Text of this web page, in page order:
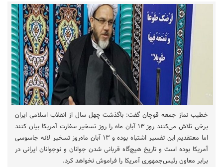
خطیب نماز جمعه قوچان گفت: باگذشت چهل سال از انقلاب اسلامی ایران
برخی تلاش می‌کنند روز ۱۳ آبان ماه را روز تسخیر سفارت آمریکا بیان کنند
اما معتقدیم این تفسیر اشتباه بوده و ۱۳ آبان ماه‌روز تسخیر لانه جاسوسی
آمریکا بوده است و تاریخ هیچ‌گاه قربانی شدن جوانان و نوجوانان ایرانی در
برابر معاون رئیس‌جمهوری آمریکا را فراموش نخواهد کرد.